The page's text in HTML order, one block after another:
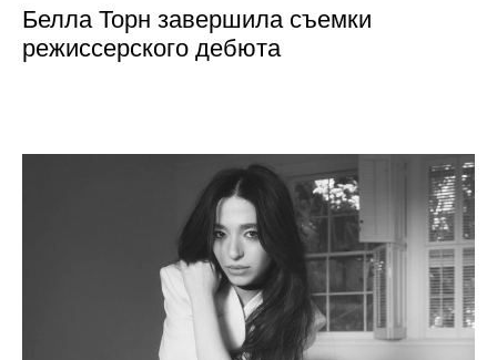
Белла Торн завершила съемки
режиссерского дебюта